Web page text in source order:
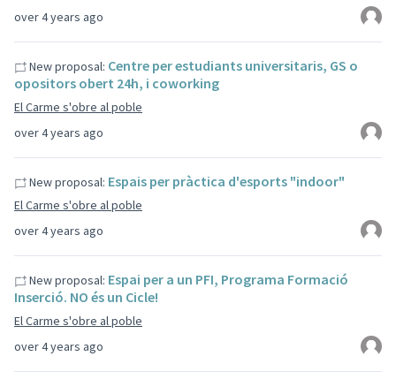
over 4 years ago
over 4 years ago
New proposal: Centre per estudiants universitaris, GS o
opositors obert 24h, i coworking
El Carme s'obre al poble
over 4 years ago
New proposal: Espais per pràctica d'esports "indoor"
El Carme s'obre al poble
over 4 years ago
New proposal: Espai per a un PFI, Programa Formació
Inserció. NO és un Cicle!
El Carme s'obre al poble